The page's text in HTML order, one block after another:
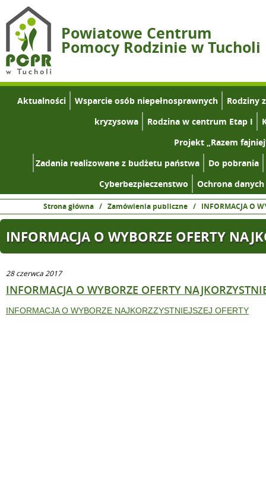
Powiatowe Centrum
Pomocy Rodzinie w Tucholi
Aktualności Wsparcie osób niepełnosprawnych
Rodziny
kryzysowa
Rodzina w centrum Etap I
Projekt „Razem
Zadania realizowane z budżetu państwa
Do pobrania
Cyberbezpieczenstwo
Ochrona
Strona główna / Zamówienia publiczne / INFORMACJA O
INFORMACJA O WYBORZE OFERTY
28 czerwca 2017
INFORMACJA O WYBORZE OFERTY
INFORMACJA O WYBORZE NAJKORZZYSTNIEJSZEJ OFERTY